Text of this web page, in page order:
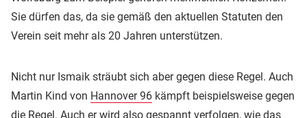
Sie dürfen das, da sie gemäß den aktuellen Statuten den
Verein seit mehr als 20 Jahren unterstützen.
Nicht nur Ismaik sträubt sich aber gegen diese Regel. Auch
Martin Kind von Hannover 96 kämpft beispielsweise gegen
die Regel. Auch er wird also gespannt verfolgen, wie das